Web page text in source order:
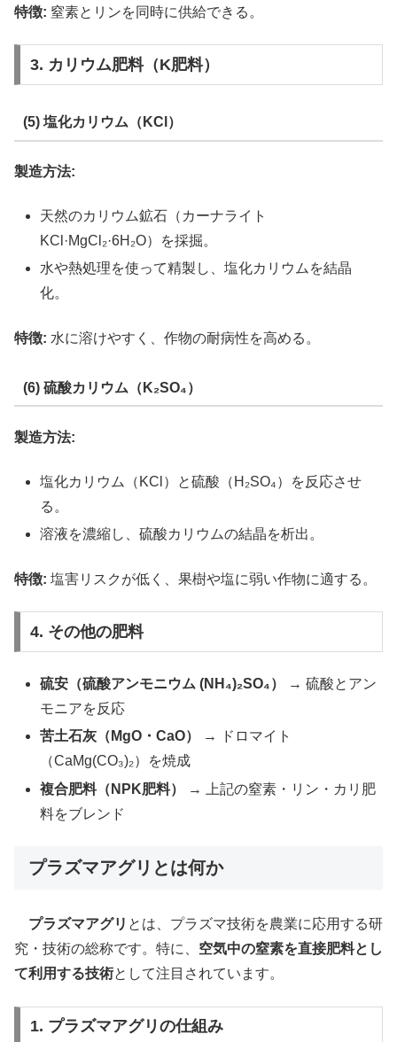
特徴: 窒素とリンを同時に供給できる。
3. カリウム肥料（K肥料）
(5) 塩化カリウム（KCl）
製造方法:
天然のカリウム鉱石（カーナライト
KCl·MgCl₂·6H₂O）を採掘。
水や熱処理を使って精製し、塩化カリウムを結晶
化。
特徴: 水に溶けやすく、作物の耐病性を高める。
(6) 硫酸カリウム（K₂SO₄）
製造方法:
塩化カリウム（KCl）と硫酸（H₂SO₄）を反応させ
る。
溶液を濃縮し、硫酸カリウムの結晶を析出。
特徴: 塩害リスクが低く、果樹や塩に弱い作物に適する。
4. その他の肥料
硫安（硫酸アンモニウム (NH₄)₂SO₄）
→ 硫酸とアン
モニアを反応
苦土石灰（MgO・CaO）
→ ドロマイト
（CaMg(CO₃)₂）を焼成
複合肥料（NPK肥料）
→ 上記の窒素・リン・カリ肥
料をブレンド
プラズマアグリとは何か
プラズマアグリ とは、プラズマ技術を農業に応用する研
究・技術の総称です。特に、 空気中の窒素を直接肥料とし
て利用する技術として注目されています。
1. プラズマアグリの仕組み